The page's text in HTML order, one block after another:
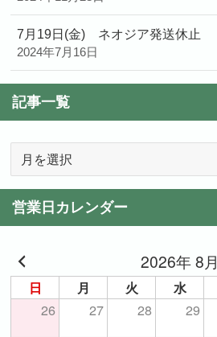
7月19日(金) ネオジア発送休止
2024年7月16日
記事一覧
一
覧
営業日カレンダー
2026年 8月
日 月 火 水
26 27 28 29